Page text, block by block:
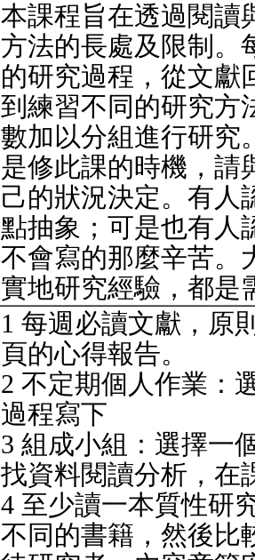
本課程旨在透過閱讀
方法的長處及限制。
的研究過程，從文獻
到練習不同的研究方
數加以分組進行研究
是修此課的時機，請
己的狀況決定。有人
點抽象；可是也有人
不會寫的那麼辛苦。
實地研究經驗，都
1 每週必讀文獻，原
頁的心得報告。
2 不定期個人作業：
過程寫下
3 組成小組：選擇一
找資料閱讀分析，在
4 至少讀一本質性研
不同的書籍，然後比